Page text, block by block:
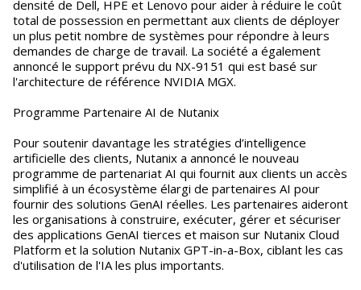
densité de Dell, HPE et Lenovo pour aider à réduire le coût
total de possession en permettant aux clients de déployer
un plus petit nombre de systèmes pour répondre à leurs
demandes de charge de travail. La société a également
annoncé le support prévu du NX-9151 qui est basé sur
l'architecture de référence NVIDIA MGX.
Programme Partenaire AI de Nutanix
Pour soutenir davantage les stratégies d’intelligence
artificielle des clients, Nutanix a annoncé le nouveau
programme de partenariat AI qui fournit aux clients un accès
simplifié à un écosystème élargi de partenaires AI pour
fournir des solutions GenAI réelles. Les partenaires aideront
les organisations à construire, exécuter, gérer et sécuriser
des applications GenAI tierces et maison sur Nutanix Cloud
Platform et la solution Nutanix GPT-in-a-Box, ciblant les cas
d'utilisation de l'IA les plus importants.